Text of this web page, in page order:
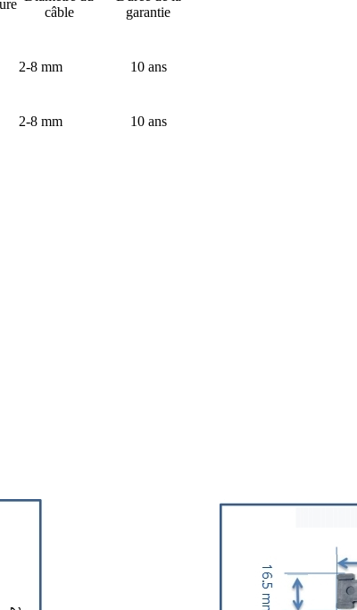
câble
garantie
2-8 mm 10 ans
2-8 mm 10 ans